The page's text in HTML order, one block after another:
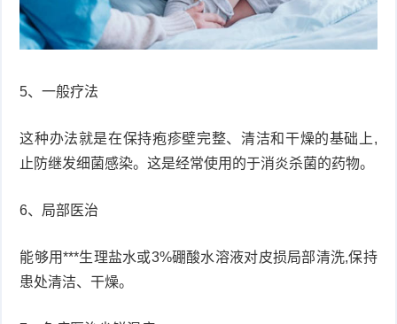
5、一般疗法
这种办法就是在保持疱疹壁完整、清洁和干燥的基础上,
止防继发细菌感染。这是经常使用的于消炎杀菌的药物。
6、局部医治
能够用***生理盐水或3%硼酸水溶液对皮损局部清洗,保持
患处清洁、干燥。